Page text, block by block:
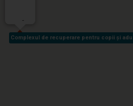
Complexul de recuperare pentru copii și
Complexul de recuperare pentru copii și
-